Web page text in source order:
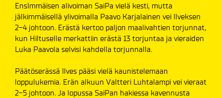
EnsImmäisen alivoiman SaiPa vielä kesti, mutta
jälkimmäisellä ylivoimalla Paavo Karjalainen vei Ilveksen
2-4 johtoon. Erästä kertoo paljon maalivahtien torjunnat,
kun Hiltuselle merkattiin erästä 13 torjuntaa ja vieraiden
Luka Paavola selvisi kahdella torjunnalla.
Päätöserässä Ilves pääsi vielä kaunistelemaan
loppulukemia. Erän alkuun Valtteri Luhtalampi vei vieraat
2-5 johtoon. Ja lopussa SaiPan hakiessa kavennusta